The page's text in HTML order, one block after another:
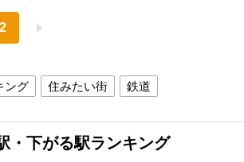
2
ング 住みたい街 鉄道
・下がる駅ランキング